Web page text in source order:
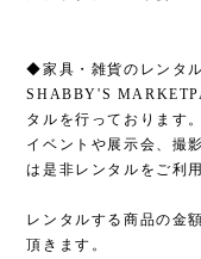
◆家具・雑貨のレンタ
SHABBY'S
タルを行っております。
イベントや展示会、撮
は是非レンタルをご利
レンタルする商品の金
頂きます。